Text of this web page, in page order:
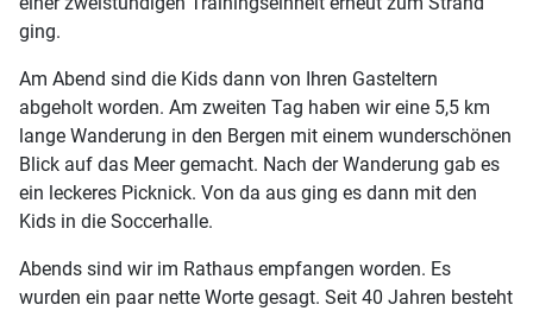
ging.
Am Abend sind die Kids dann von Ihren Gasteltern
abgeholt worden. Am zweiten Tag haben wir eine 5,5 km
lange Wanderung in den Bergen mit einem wunderschönen
Blick auf das Meer gemacht. Nach der Wanderung gab es
ein leckeres Picknick. Von da aus ging es dann mit den
Kids in die Soccerhalle.
Abends sind wir im Rathaus empfangen worden. Es
wurden ein paar nette Worte gesagt. Seit 40 Jahren besteht